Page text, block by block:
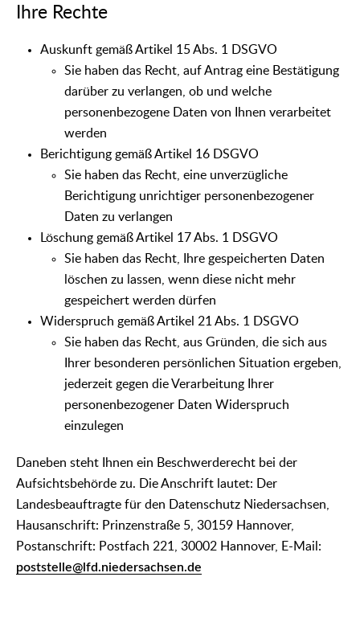
Ihre Rechte
Auskunft gemäß Artikel 15 Abs. 1 DSGVO
Sie haben das Recht, auf Antrag eine Bestätigung
darüber zu verlangen, ob und welche
personenbezogene Daten von Ihnen verarbeitet
werden
Berichtigung gemäß Artikel 16 DSGVO
Sie haben das Recht, eine unverzügliche
Berichtigung unrichtiger personenbezogener
Daten zu verlangen
Löschung gemäß Artikel 17 Abs. 1 DSGVO
Sie haben das Recht, Ihre gespeicherten Daten
löschen zu lassen, wenn diese nicht mehr
gespeichert werden dürfen
Widerspruch gemäß Artikel 21 Abs. 1 DSGVO
Sie haben das Recht, aus Gründen, die sich aus
Ihrer besonderen persönlichen Situation ergeben,
jederzeit gegen die Verarbeitung Ihrer
personenbezogener Daten Widerspruch
einzulegen
Daneben steht Ihnen ein Beschwerderecht bei der
Aufsichtsbehörde zu. Die Anschrift lautet: Der
Landesbeauftragte für den Datenschutz Niedersachsen,
Hausanschrift: Prinzenstraße 5, 30159 Hannover,
Postanschrift: Postfach 221, 30002 Hannover, E-Mail:
poststelle@lfd.niedersachsen.de